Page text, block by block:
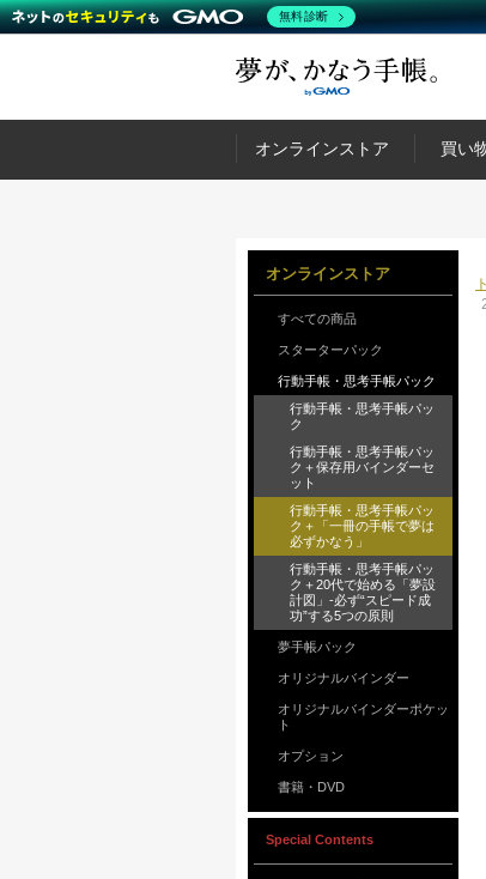
オンラインストア 買い
オンラインストア
すべての商品
スターターパック
行動手帳・思考手帳パック
行動手帳・思考手帳パッ
ク
行動手帳・思考手帳パッ
ク＋保存用バインダーセ
ット
行動手帳・思考手帳パッ
ク＋「一冊の手帳で夢は
必ずかなう」
行動手帳・思考手帳パッ
ク＋20代で始める「夢設
計図」-必ず“スピード成
功”する5つの原則
夢手帳パック
オリジナルバインダー
オリジナルバインダーポケッ
ト
オプション
書籍・DVD
Special Contents
無料診断